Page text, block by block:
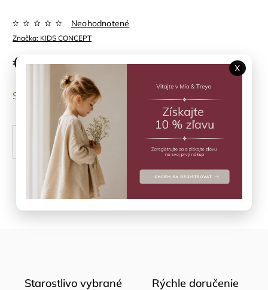
Značka: KIDS CONCEPT
Neohodnotené
€17,32
SKLADOM (1 ks)
PRIDAŤ DO KOŠÍKA
Opýtať sa
Starostlivo vybrané
Rýchle doručenie
X